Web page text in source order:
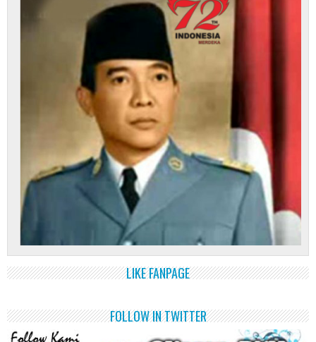
LIKE FANPAGE
FOLLOW IN TWITTER